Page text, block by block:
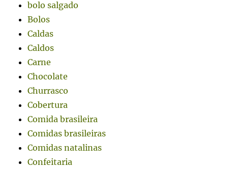
bolo salgado
Bolos
Caldas
Caldos
Carne
Chocolate
Churrasco
Cobertura
Comida brasileira
Comidas brasileiras
Comidas natalinas
Confeitaria